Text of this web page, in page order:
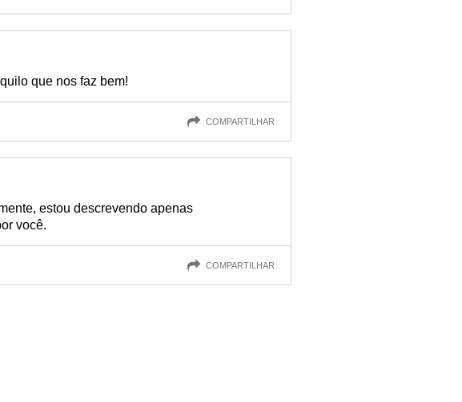
que nos faz bem!
COMPARTILHAR
estou descrevendo apenas
você.
COMPARTILHAR